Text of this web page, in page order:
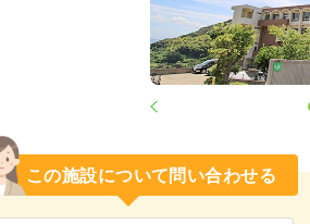
この施設について問い合わせる